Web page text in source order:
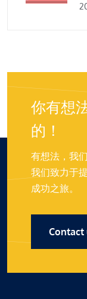
你有想
的！
有想法，我
我们致力于
成功之旅。
Contact